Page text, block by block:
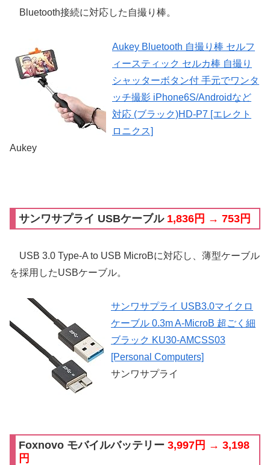
Bluetooth接続に対応した自撮り棒。
Aukey Bluetooth 自撮り棒 セルフ
ィースティック セルカ棒 自撮り
シャッターボタン付 手元でワンタ
ッチ撮影 iPhone6S/Androidなど
対応 (ブラック)HD-P7 [エレクト
ロニクス]
Aukey
サンワサプライ USBケーブル 1,836円 → 753円
USB 3.0 Type-A to USB MicroBに対応し、薄型ケーブル
を採用したUSBケーブル。
サンワサプライ USB3.0マイクロ
ケーブル 0.3m A-MicroB 超ごく細
ブラック KU30-AMCSS03
[Personal Computers]
サンワサプライ
Foxnovo モバイルバッテリー 3,997円 → 3,198
円